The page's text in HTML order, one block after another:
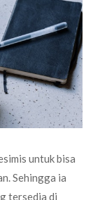
untuk bisa
Sehingga ia
tersedia di